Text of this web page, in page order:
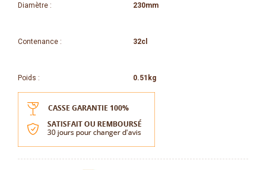
Diamètre : 230mm
Contenance : 32cl
Poids : 0.51kg